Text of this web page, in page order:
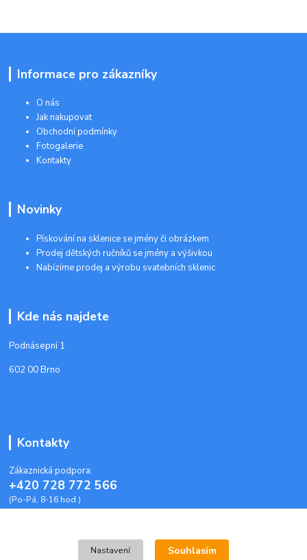
Informace pro zákazníky
O nás
Jak nakupovat
Obchodní podmínky
Fotogalerie
Kontakty
Novinky
Pískování na sklenice se jmény či obrázkem
Prodej dětských ručníků se jmény a výšivkou
Nabízíme prodej a výrobu svatebních sklenic
Kde nás najdete
Podnásepní 1
602 00 Brno
Kontakty
Zákaznická podpora:
+420 728 772 566
(Po-Pá, 8-16 hod.)
Nastavení Souhlasím